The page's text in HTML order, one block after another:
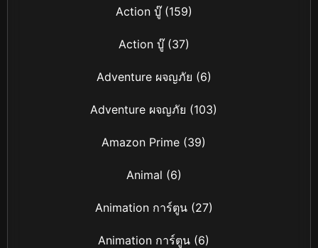
Action บู๊(159)
Action บู๊(37)
Adventure ผจญภัย (6)
Adventure ผจญภัย (103)
Amazon Prime (39)
Animal (6)
Animation การ์ตูน(27)
Animation การ์ตูน (6)